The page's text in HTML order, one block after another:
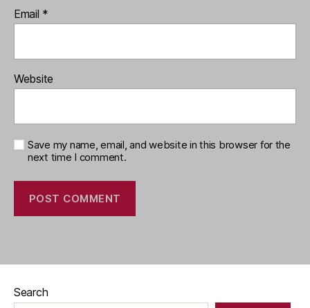
Email *
Website
Save my name, email, and website in this browser for the
next time I comment.
Search